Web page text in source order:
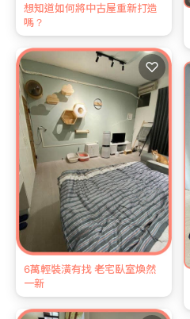
想知道如何將中古屋重新打造
嗎？
6萬輕裝潢有找 老宅臥室煥然
一新
♡